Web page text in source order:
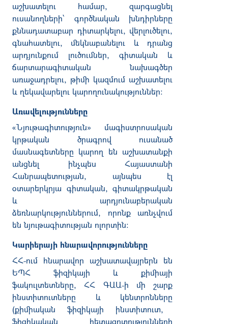
աշխատելու
համար, զարգացնել
ուսանողների՝
գործնական
խնդիրները
քննադատաբար դիտարկելու, վերլուծելու,
գնահատելու, մեկնաբանելու և
դրանց
արդյունքում
լուծումներ, գիտական
և
ճարտարագիտական
նախագծեր
առաջադրելու, թիմի կազմում աշխատելու
և ղեկավարելու կարողունակություններ:
Առավելությունները
«Նյութագիտություն» մագիստրոսական
կրթական
ծրագրով
ուսանած
մասնագետները կարող են աշխատանքի
անցնել
ինչպես
Հայաստանի
Հանրապետության, այնպես
էլ
օտարերկրյա գիտական, գիտակրթական
և
արդյունաբերական
ձեռնարկություններում, որոնք
առնչվում
են նյութագիտության ոլորտին։
Կարիերայի հնարավորությունները
ՀՀ-ում հնարավոր աշխատավայրերն
են
ԵՊՀ
ֆիզիկայի և
քիմիայի
ֆակուլտետները, ՀՀ ԳԱԱ-ի մի
շարք
ինստիտուտները
և
կենտրոնները
(քիմիական ֆիզիկայի ինստիտուտ,
ֆիզիկական
հետազոտությունների